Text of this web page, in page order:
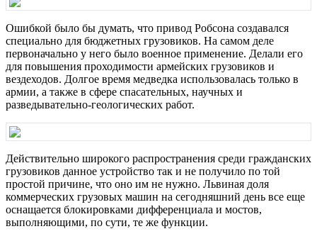
Ошибкой было бы думать, что привод Робсона создавался
специально для бюджетных грузовиков. На самом деле
первоначально у него было военное применение. Делали его
для повышения проходимости армейских грузовиков и
вездеходов. Долгое время медведка использовалась только в
армии, а также в сфере спасательных, научных и
разведывательно-геологических работ.
Действительно широкого распространения среди гражданских
грузовиков данное устройство так и не получило по той
простой причине, что оно им не нужно. Львиная доля
коммерческих грузовых машин на сегодняшний день все еще
оснащается блокировками дифференциала и мостов,
выполняющими, по сути, те же функции.